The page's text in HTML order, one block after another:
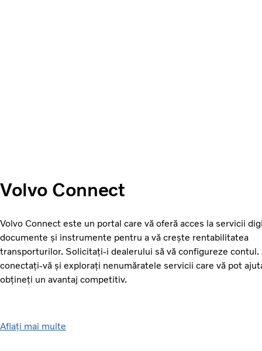
Volvo Connect
Volvo Connect este un portal care vă oferă acces la servicii
documente și instrumente pentru a vă crește rentabilitatea
transporturilor. Solicitați-i dealerului să vă configureze contul.
conectați-vă și explorați nenumăratele servicii care vă pot
obțineți un avantaj competitiv.
Aflați mai multe